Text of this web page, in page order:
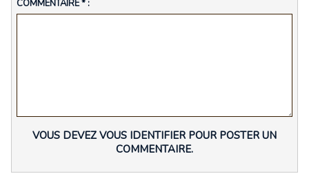
COMMENTAIRE * :
VOUS DEVEZ VOUS IDENTIFIER POUR POSTER UN
COMMENTAIRE.